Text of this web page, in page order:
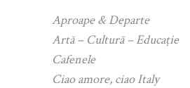
Aproape & Departe
Artă – Cultură – Educație
Cafenele
Ciao amore, ciao Italy